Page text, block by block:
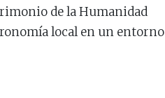
de la Humanidad
local en un entorno